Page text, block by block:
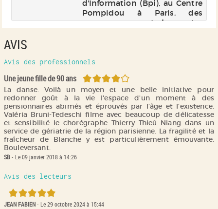
d'Information (Bpi), au Centre
Pompidou à Paris, des
personnes venant des quatre
pour parler français. Les
AVIS
Avis des professionnels
Une jeune fille de 90 ans 4/5
La danse. Voilà un moyen et une belle initiative pour
redonner goût à la vie l'espace d'un moment à des
pensionnaires abimés et éprouvés par l'âge et l'existence.
Valéria Bruni-Tedeschi filme avec beaucoup de délicatesse
et sensibilité le chorégraphe Thierry Thieû Niang dans un
service de gériatrie de la région parisienne. La fragilité et la
fraîcheur de Blanche y est particulièrement émouvante.
Bouleversant.
SB - Le 09 janvier 2018 à 14:26
Avis des lecteurs
5/5
JEAN FABIEN - Le 29 octobre 2024 à 15:44